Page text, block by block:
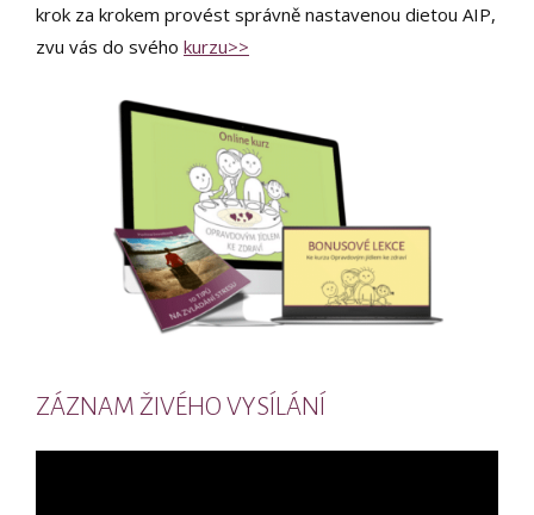
krok za krokem provést správně nastavenou dietou AIP,
zvu vás do svého kurzu>>
ZÁZNAM ŽIVÉHO VYSÍLÁNÍ